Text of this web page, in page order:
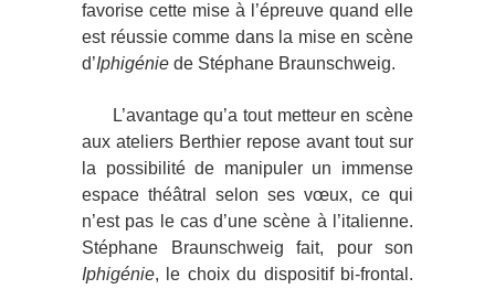
favorise cette mise à l’épreuve quand elle
est réussie comme dans la mise en scène
d’Iphigénie de Stéphane Braunschweig.
L’avantage qu’a tout metteur en scène
aux ateliers Berthier repose avant tout sur
la possibilité de manipuler un immense
espace théâtral selon ses vœux, ce qui
n’est pas le cas d’une scène à l’italienne.
Stéphane Braunschweig fait, pour son
Iphigénie, le choix du dispositif bi-frontal.